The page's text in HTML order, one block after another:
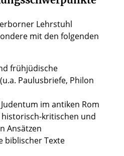
Lehrstuhl
mit den folgenden
frühjüdische
Paulusbriefe, Philon
im antiken Rom
kritischen und
Ansätzen
biblischer Texte